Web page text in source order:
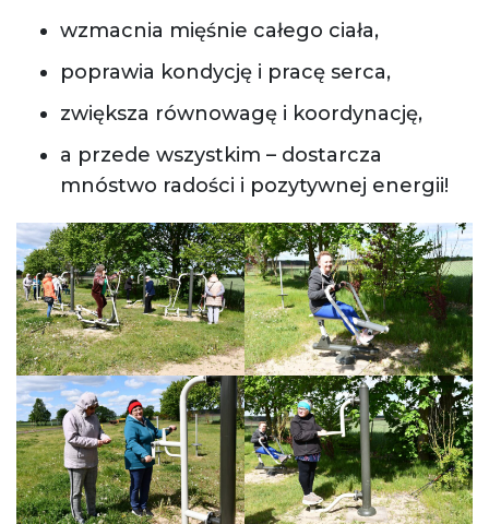
wzmacnia mięśnie całego ciała,
poprawia kondycję i pracę serca,
zwiększa równowagę i koordynację,
a przede wszystkim – dostarcza
mnóstwo radości i pozytywnej energii!